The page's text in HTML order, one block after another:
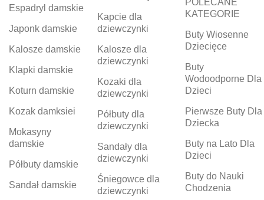
Espadryl damskie
Japonk damskie
Kalosze damskie
Klapki damskie
Koturn damskie
Kozak damksiei
Mokasyny
damskie
Półbuty damskie
Sandał damskie
Kapcie dla
dziewczynki
Kalosze dla
dziewczynki
Kozaki dla
dziewczynki
Półbuty dla
dziewczynki
Sandały dla
dziewczynki
Śniegowce dla
dziewczynki
POLECANE
KATEGORIE
Buty Wiosenne
Dziecięce
Buty
Wodoodporne Dla
Dzieci
Pierwsze Buty Dla
Dziecka
Buty na Lato Dla
Dzieci
Buty do Nauki
Chodzenia